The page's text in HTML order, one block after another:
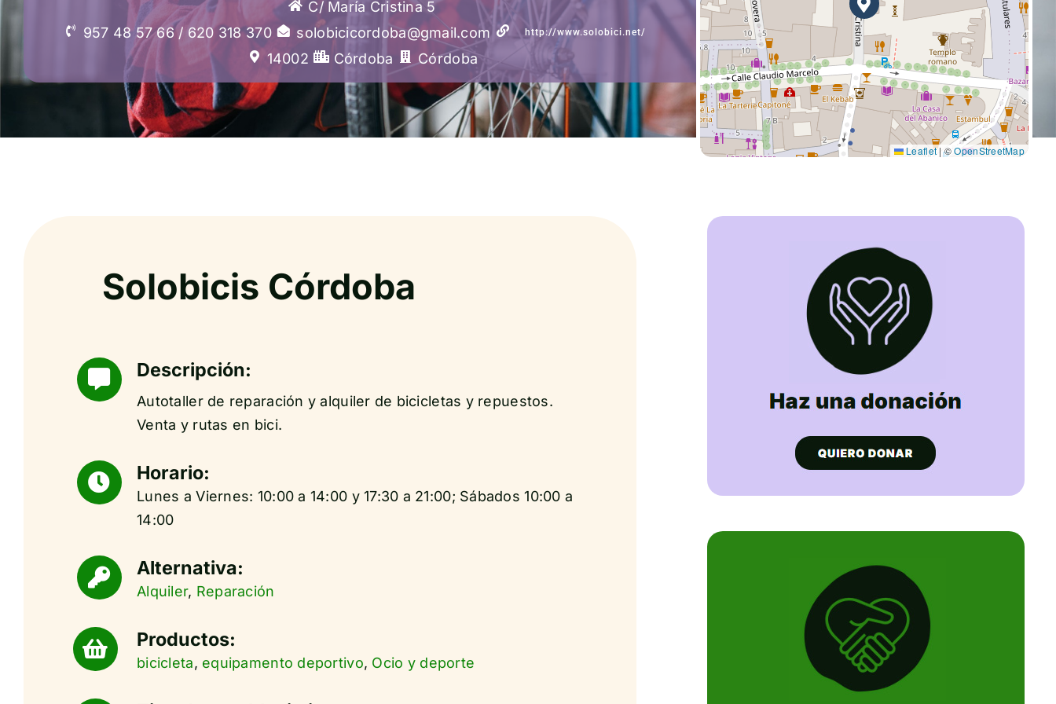
C/ María Cristina 5
957 48 57 66 / 620 318 370
solobicicordoba@gmail.com http://www.solobici.net/
14002 Córdoba Córdoba
Leaflet |©OpenStreetMap
Solobicis Córdoba
Descripción:
Autotaller de reparación y alquiler de bicicletas y repuestos.
Venta y rutas en bici.
Horario:
Lunes a Viernes: 10:00 a 14:00 y 17:30 a 21:00; Sábados 10:00 a
14:00
Alternativa:
Alquiler, Reparación
Productos:
bicicleta, equipamento deportivo, Ocio y deporte